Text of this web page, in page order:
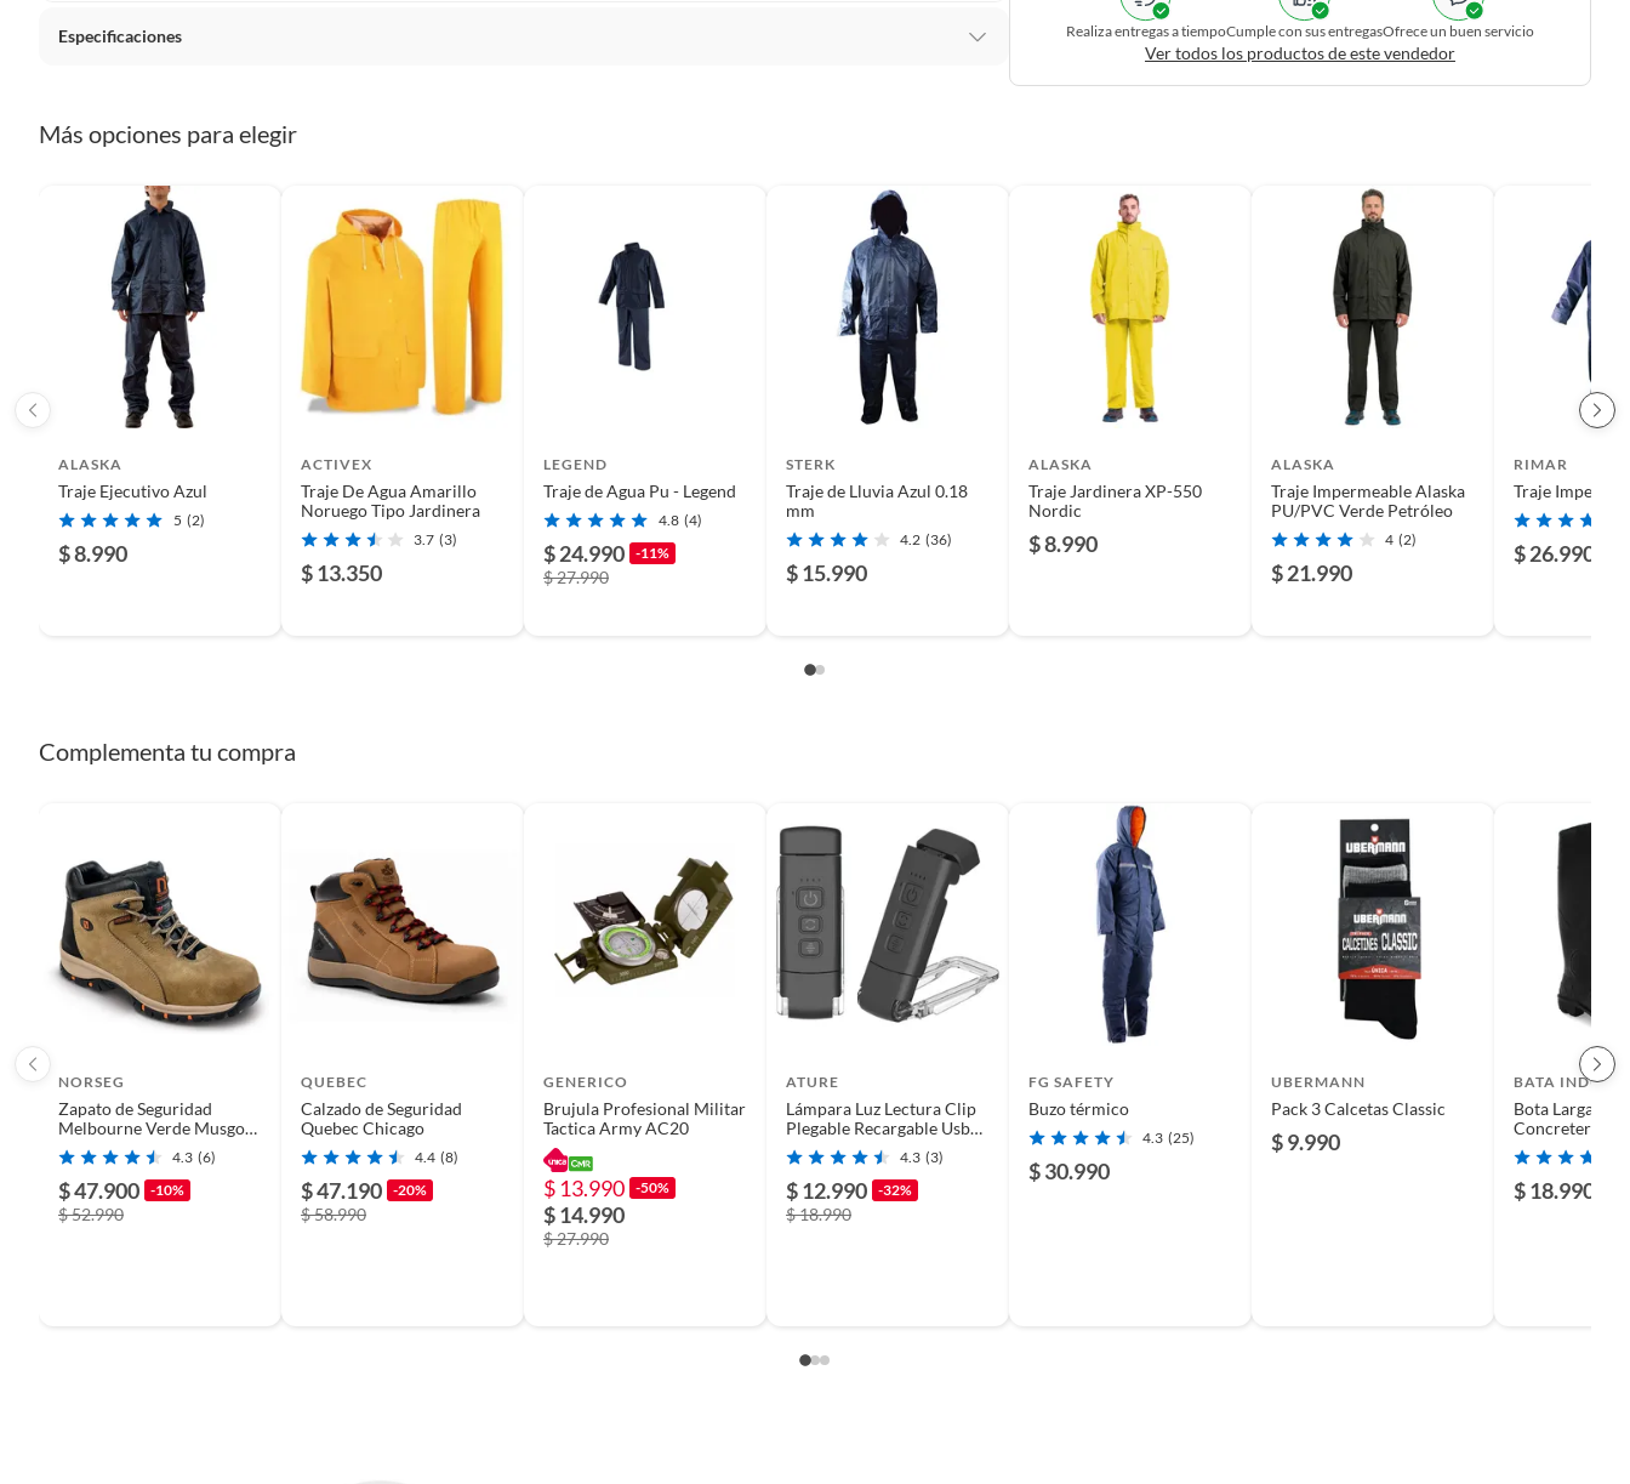
De uso personal.
Especificaciones
País de origen
Género
Material de vestuario PVC,Poliuretano
Modelo Poliuretano Impermeable
Tipo de prenda Ropa Impermeable
Realiza entregas a tiempoCumple con sus entregasOfrece un buen servicio
Ver todos los productos de este vendedor
Más opciones para elegir
ALASKA
Traje Ejecutivo Azul
5 (2)
$ 8.990
ACTIVEX
Traje De Agua Amarillo
Noruego Tipo Jardinera
3.7 (3)
$ 13.350
LEGEND
Traje de Agua Pu - Legend
4.8 (4)
$ 24.990 -11%
$ 27.990
STERK
Traje de Lluvia Azul 0.18
mm
4.2 (36)
$ 15.990
ALASKA
Traje Jardinera XP-550
Nordic
$ 8.990
ALASKA
Traje Impermeable Alaska
PU/PVC Verde Petróleo
4 (2)
$ 21.990
RIMAR
Traje
$ 26.990
Complementa tu compra
NORSEG
Zapato de Seguridad
Melbourne Verde Musgo
Hombre NORSEG4.3 (6)
$ 47.900 -10%
$ 52.990
QUEBEC
Calzado de Seguridad
Quebec Chicago
4.4 (8)
$ 47.190 -20%
$ 58.990
GENERICO
Brujula Profesional Militar
Tactica Army AC20
$ 13.990 -50%
$ 14.990
$ 27.990
ATURE
Lámpara Luz Lectura Clip
Plegable Recargable Usb
Temporizado Negro
4.3 (3)
$ 12.990 -32%
$ 18.990
FG SAFETY
Buzo térmico
4.3 (25)
$ 30.990
UBERMANN
Pack 3 Calcetas Classic
$ 9.990
BATA
Bota Larga de
Concretera
$ 18.990